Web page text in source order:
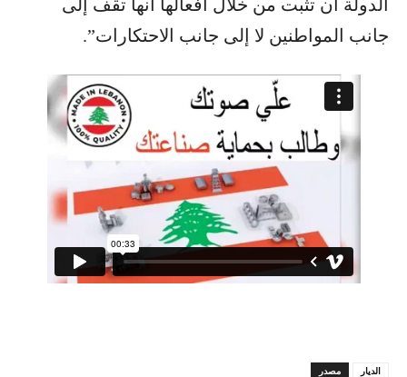
الدولة أن تثبت من خلال أفعالها أنها تقف إلى
جانب المواطنين لا إلى جانب الاحتكارات”.
مصدر الديار